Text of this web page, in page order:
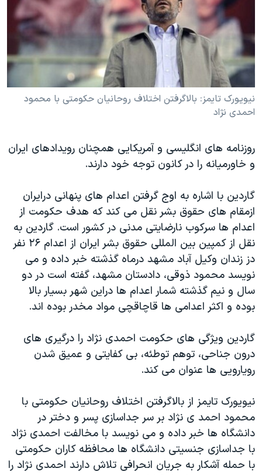
فرهنگ و زندگی
حقوق شهروندی
اقتصادی
علم و فناوری
اسرائیل در جنگ
گالری عکس
مستندها
انتخابات ریاست جمهوری آمریکا ۲۰۲۴
حمله جمهوری اسلامی به اسرائیل
رمز مهسا
ورزش زنان در ایران
اعتراضات زن، زندگی، آزادی
تریبونال مردمی آبان ۹۸
چهل سال گروگان‌گیری
قانون شفافیت دارائی کادر رهبری ایران
اعتراضات مردمی آبان ۹۸
اسرائیل در جنگ
نرگس محمدی برنده جایزه نوبل صلح
همایش محافظه‌کاران آمریکا «سی‌پک»
سفر پرزیدنت ترامپ به چین
دنبال کنید
زبانهای مختلف
نيويورک تايمز: بالاگرفتن اختلاف روحانيان حکومتی با محمود
احمدی نژاد
روزنامه های انگليسی و آمریکایی همچنان رويدادهای ايران
و خاورميانه را در کانون توجه خود دارند.
گاردين با اشاره به اوج گرفتن اعدام های پنهانی درايران
ازمقام های حقوق بشر نقل می کند که هدف حکومت از
اعدام ها سرکوب نارضايتی مدنی در کشور است. گاردين به
نقل از کمپين بين المللی حقوق بشر ايران از اعدام ۲۶ نفر
دز زندان وکيل آباد مشهد درماه گذشته خبر داده و می
نويسد محمود ذوقی، دادستان مشهد، گفته است در دو
سال و نيم گذشته شمار اعدام ها دراين شهر بسيار بالا
بوده و اکثر اعدامی ها قاچاقچی مواد مخدر بوده اند.
گاردين ويژگی های حکومت احمدی نژاد را درگيری های
درون جناحی، توهم توطئه، بی کفايتی و عميق شدن
رويارويی ها عنوان می کند.
نيويورک تايمز از بالاگرفتن اختلاف روحانيان حکومتی با
محمود احمد ی نژاد بر سر جداسازی پسر و دختر در
دانشگاه ها خبر داده و می نويسد با مخالفت احمدی نژاد
با جداسازی جنسيتی دانشگاه ها محافظه کاران حکومتی
با حمله آشکار به جريان انحرافی تلاش دارند احمدی نژاد را